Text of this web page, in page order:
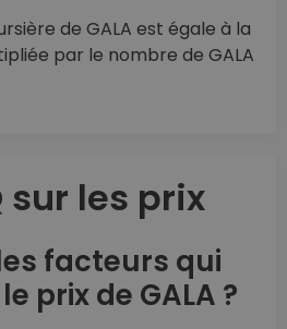
de GALA est égale à la
par le nombre de GALA
sur les prix
facteurs qui
prix de GALA ?